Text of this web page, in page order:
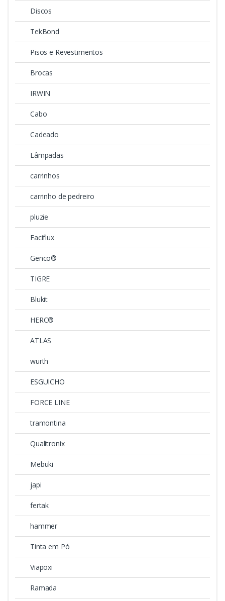
Discos
TekBond
Pisos e Revestimentos
Brocas
IRWIN
Cabo
Cadeado
Lâmpadas
carrinhos
carrinho de pedreiro
pluzie
Faciflux
Genco®
TIGRE
Blukit
HERC®
ATLAS
wurth
ESGUICHO
FORCE LINE
tramontina
Qualitronix
Mebuki
japi
fertak
hammer
Tinta em Pó
Viapoxi
Ramada